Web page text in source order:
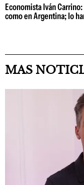
Economista Iván
como en Argentina; lo
MAS